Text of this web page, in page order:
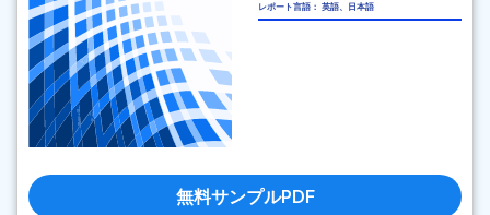
レポート言語： 英語、日本語
無料サンプルPDF